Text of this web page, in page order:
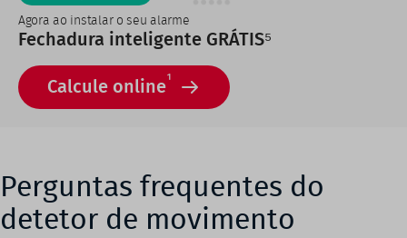
Agora ao instalar o seu alarme
Fechadura inteligente GRÁTIS⁵
Calcule online1
Perguntas frequentes do
detetor de movimento